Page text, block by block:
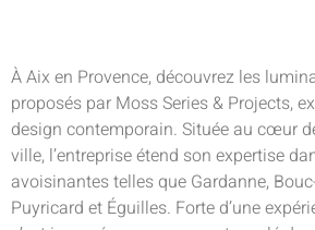
À Aix en Provence, découvrez les
proposés par Moss Series & Projects,
design contemporain. Située au cœur
ville, l’entreprise étend son expertise
avoisinantes telles que Gardanne,
Puyricard et Éguilles. Forte d’une